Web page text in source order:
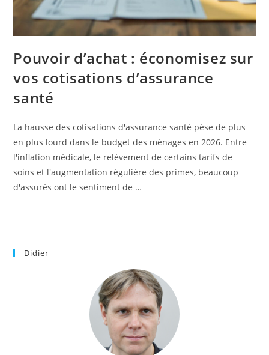
Pouvoir d’achat : économisez sur
vos cotisations d’assurance
santé
La hausse des cotisations d'assurance santé pèse de plus
en plus lourd dans le budget des ménages en 2026. Entre
l'inflation médicale, le relèvement de certains tarifs de
soins et l'augmentation régulière des primes, beaucoup
d'assurés ont le sentiment de …
Didier